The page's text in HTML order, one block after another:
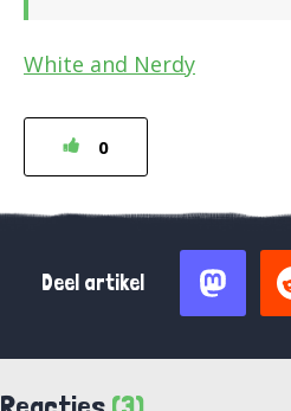
White and Nerdy
0
Deel artikel